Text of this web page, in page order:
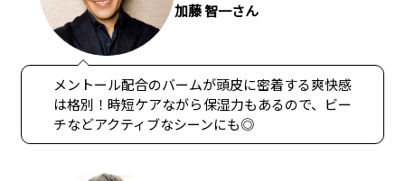
加藤 智一さん
メントール配合のバームが頭皮に密着する爽快感
は格別！時短ケアながら保湿力もあるので、ビー
チなどアクティブなシーンにも◎